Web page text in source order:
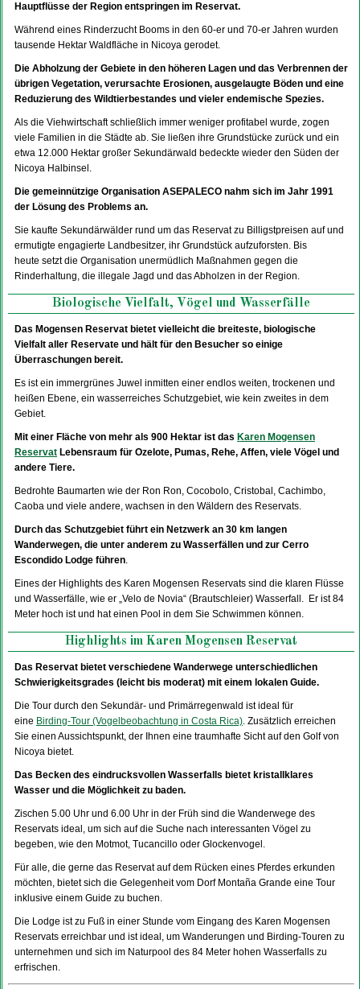
Hauptflüsse der Region entspringen im Reservat.
Während eines Rinderzucht Booms in den 60-er und 70-er Jahren wurden
tausende Hektar Waldfläche in Nicoya gerodet.
Die Abholzung der Gebiete in den höheren Lagen und das Verbrennen der
übrigen Vegetation, verursachte Erosionen, ausgelaugte Böden und eine
Reduzierung des Wildtierbestandes und vieler endemische Spezies.
Als die Viehwirtschaft schließlich immer weniger profitabel wurde, zogen
viele Familien in die Städte ab. Sie ließen ihre Grundstücke zurück und ein
etwa 12.000 Hektar großer Sekundärwald bedeckte wieder den Süden der
Nicoya Halbinsel.
Die gemeinnützige Organisation ASEPALECO nahm sich im Jahr 1991
der Lösung des Problems an.
Sie kaufte Sekundärwälder rund um das Reservat zu Billigstpreisen auf und
ermutigte engagierte Landbesitzer, ihr Grundstück aufzuforsten. Bis
heute setzt die Organisation unermüdlich Maßnahmen gegen die
Rinderhaltung, die illegale Jagd und das Abholzen in der Region.
Biologische Vielfalt, Vögel und Wasserfälle
Das Mogensen Reservat bietet vielleicht die breiteste, biologische
Vielfalt aller Reservate und hält für den Besucher so einige
Überraschungen bereit.
Es ist ein immergrünes Juwel inmitten einer endlos weiten, trockenen und
heißen Ebene, ein wasserreiches Schutzgebiet, wie kein zweites in dem
Gebiet.
Mit einer Fläche von mehr als 900 Hektar ist das Karen Mogensen
Reservat Lebensraum für Ozelote, Pumas, Rehe, Affen, viele Vögel und
andere Tiere.
Bedrohte Baumarten wie der Ron Ron, Cocobolo, Cristobal, Cachimbo,
Caoba und viele andere, wachsen in den Wäldern des Reservats.
Durch das Schutzgebiet führt ein Netzwerk an 30 km langen
Wanderwegen, die unter anderem zu Wasserfällen und zur Cerro
Escondido Lodge führen.
Eines der Highlights des Karen Mogensen Reservats sind die klaren Flüsse
und Wasserfälle, wie er „Velo de Novia“ (Brautschleier) Wasserfall. Er ist 84
Meter hoch ist und hat einen Pool in dem Sie Schwimmen können.
Highlights im Karen Mogensen Reservat
Das Reservat bietet verschiedene Wanderwege unterschiedlichen
Schwierigkeitsgrades (leicht bis moderat) mit einem lokalen Guide.
Die Tour durch den Sekundär- und Primärregenwald ist ideal für
eine Birding-Tour (Vogelbeobachtung in Costa Rica). Zusätzlich erreichen
Sie einen Aussichtspunkt, der Ihnen eine traumhafte Sicht auf den Golf von
Nicoya bietet.
Das Becken des eindrucksvollen Wasserfalls bietet kristallklares
Wasser und die Möglichkeit zu baden.
Zischen 5.00 Uhr und 6.00 Uhr in der Früh sind die Wanderwege des
Reservats ideal, um sich auf die Suche nach interessanten Vögel zu
begeben, wie den Motmot, Tucancillo oder Glockenvogel.
Für alle, die gerne das Reservat auf dem Rücken eines Pferdes erkunden
möchten, bietet sich die Gelegenheit vom Dorf Montaña Grande eine Tour
inklusive einem Guide zu buchen.
Die Lodge ist zu Fuß in einer Stunde vom Eingang des Karen Mogensen
Reservats erreichbar und ist ideal, um Wanderungen und Birding-Touren zu
unternehmen und sich im Naturpool des 84 Meter hohen Wasserfalls zu
erfrischen.